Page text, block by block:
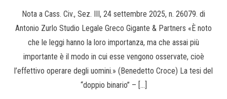
Nota a Cass. Civ., Sez. III, 24 settembre 2025, n. 26079. di
Antonio Zurlo Studio Legale Greco Gigante & Partners «È noto
che le leggi hanno la loro importanza, ma che assai più
importante è il modo in cui esse vengono osservate, cioè
l’effettivo operare degli uomini.» (Benedetto Croce) La tesi del
“doppio binario” – […]